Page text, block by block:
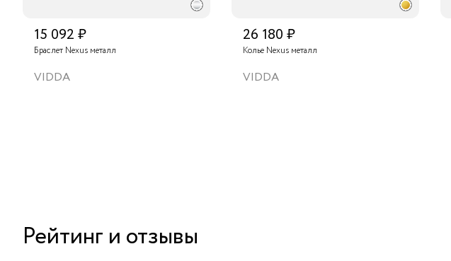
15 092 ₽
Браслет Nexus металл
VIDDA
26 180 ₽
Колье Nexus металл
VIDDA
Рейтинг и отзывы